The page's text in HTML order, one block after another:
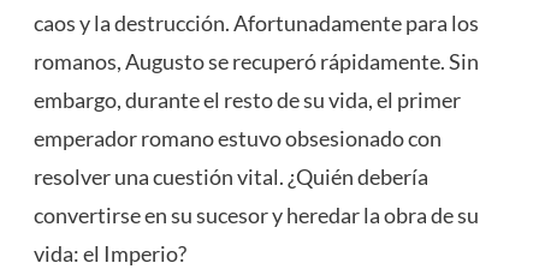
caos y la destrucción. Afortunadamente para los
romanos, Augusto se recuperó rápidamente. Sin
embargo, durante el resto de su vida, el primer
emperador romano estuvo obsesionado con
resolver una cuestión vital. ¿Quién debería
convertirse en su sucesor y heredar la obra de su
vida: el Imperio?